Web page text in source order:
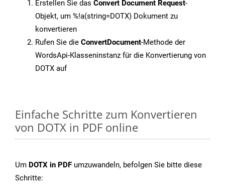
Erstellen Sie das Convert Document Request-
Objekt, um %!a(string=DOTX) Dokument zu
konvertieren
Rufen Sie die ConvertDocument-Methode der
WordsApi-Klasseninstanz für die Konvertierung von
DOTX auf
Einfache Schritte zum Konvertieren
von DOTX in PDF online
Um DOTX in PDF umzuwandeln, befolgen Sie bitte diese
Schritte: